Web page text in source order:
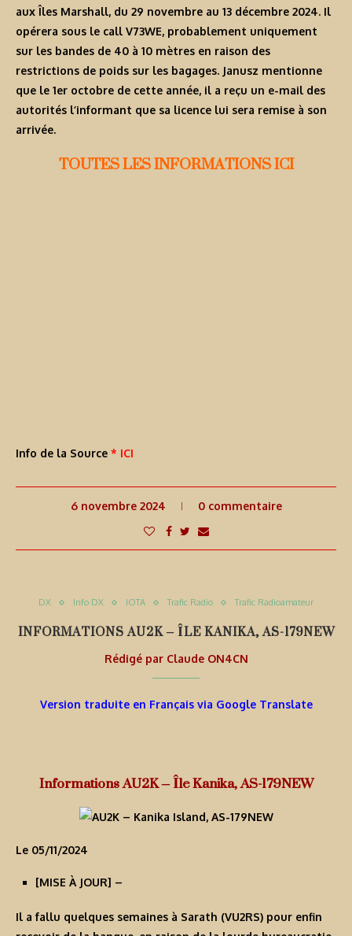
aux Îles Marshall, du 29 novembre au 13 décembre 2024. Il
opérera sous le call V73WE, probablement uniquement
sur les bandes de 40 à 10 mètres en raison des
restrictions de poids sur les bagages. Janusz mentionne
que le 1er octobre de cette année, il a reçu un e-mail des
autorités l’informant que sa licence lui sera remise à son
arrivée.
TOUTES LES INFORMATIONS ICI
Info de la Source * ICI
6 novembre 2024 0 commentaire
DX Info DX IOTA Trafic Radio Trafic Radioamateur
INFORMATIONS AU2K – ÎLE KANIKA, AS-179NEW
Rédigé par Claude ON4CN
Version traduite en Français via Google Translate
Informations AU2K – Île Kanika, AS-179NEW
Le 05/11/2024
[MISE À JOUR] –
Il a fallu quelques semaines à Sarath (VU2RS) pour enfin